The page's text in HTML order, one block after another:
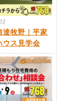
達牧野｜平家
ウス見学会